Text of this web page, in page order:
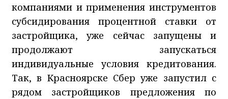
компаниями и применения инструментов
субсидирования процентной ставки от
застройщика, уже сейчас запущены и
продолжают запускаться
индивидуальные условия кредитования.
Так, в Красноярске Сбер уже запустил с
рядом застройщиков предложения по